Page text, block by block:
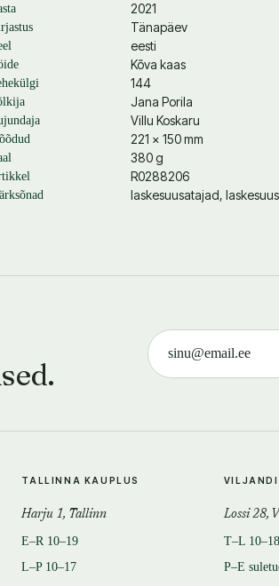
2021
Tänapäev
eesti
Kõva kaas
144
Jana Porila
Villu Koskaru
221 × 150 mm
380 g
R0288206
laskesuusatajad,
TALLINNA KAUPLUS
Harju 1, Tallinn
E–R 10–19
L–P 10–17
VILJANDI
Lossi 28,
T–L 10–18
P–E